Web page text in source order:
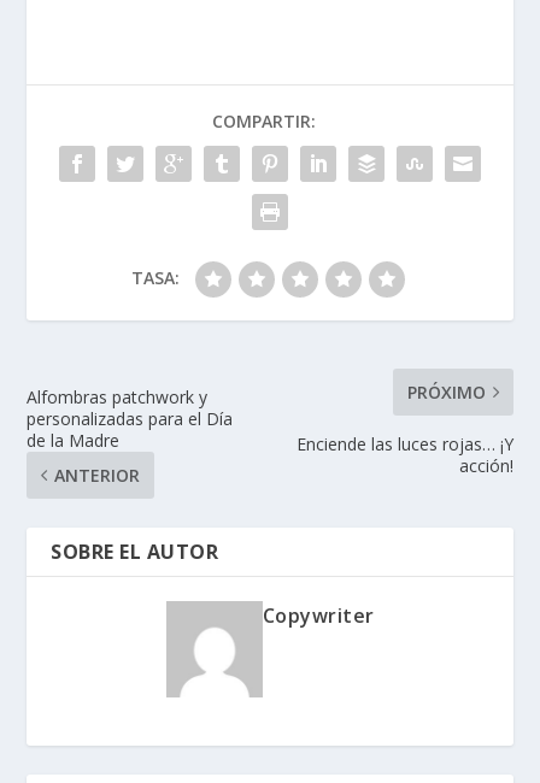
COMPARTIR:
TASA:
Alfombras patchwork y
personalizadas para el Día
de la Madre
ANTERIOR
PRÓXIMO
Enciende las luces rojas… ¡Y
acción!
SOBRE EL AUTOR
Copywriter